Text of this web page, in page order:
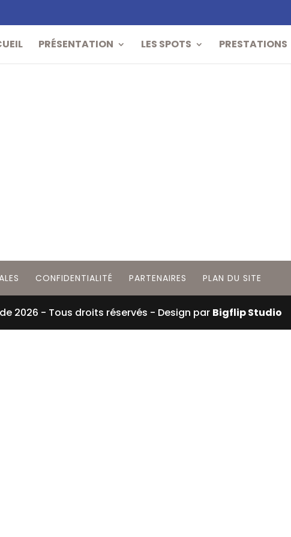
PRÉSENTATION LES SPOTS PRESTATIONS
CONFIDENTIALITÉ PARTENAIRES PLAN DU SITE
2026 - Tous droits réservés - Design par Bigflip Studio